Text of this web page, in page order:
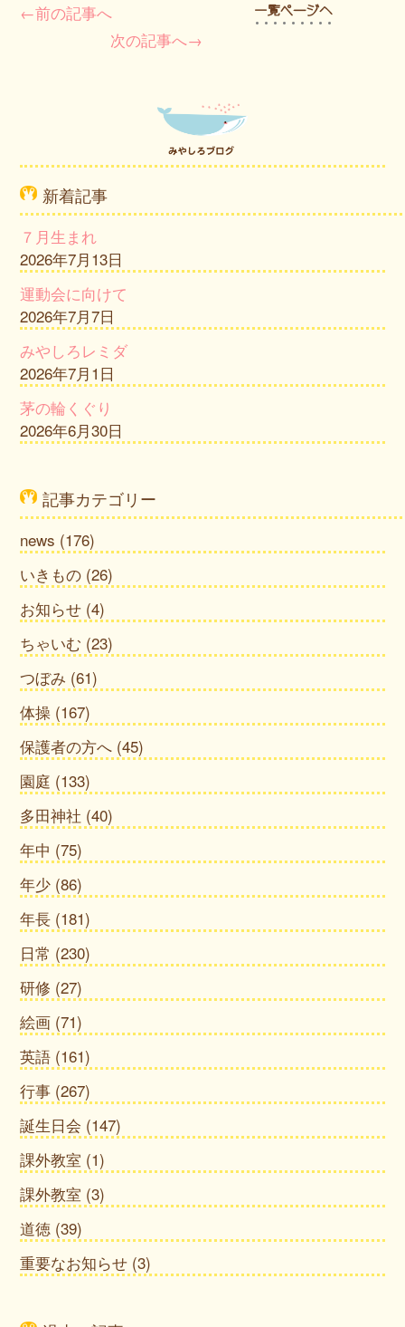
←前の記事へ
次の記事へ→
新着記事
７月生まれ
2026年7月13日
運動会に向けて
2026年7月7日
みやしろレミダ
2026年7月1日
茅の輪くぐり
2026年6月30日
記事カテゴリー
news (176)
いきもの (26)
お知らせ (4)
ちゃいむ (23)
つぼみ (61)
体操 (167)
保護者の方へ (45)
園庭 (133)
多田神社 (40)
年中 (75)
年少 (86)
年長 (181)
日常 (230)
研修 (27)
絵画 (71)
英語 (161)
行事 (267)
誕生日会 (147)
課外教室 (1)
課外教室 (3)
道徳 (39)
重要なお知らせ (3)